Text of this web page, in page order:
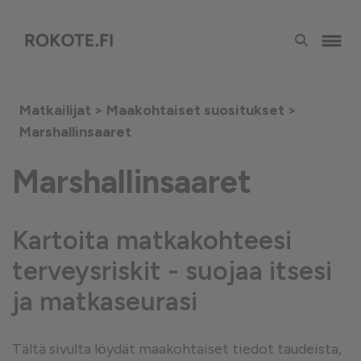
Matkailijat > Maakohtaiset suositukset >
Marshallinsaaret
Marshallinsaaret
Kartoita matkakohteesi
terveysriskit - suojaa itsesi
ja matkaseurasi
Tältä sivulta löydät maakohtaiset tiedot taudeista,